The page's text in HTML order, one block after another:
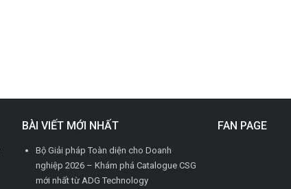
BÀI VIẾT MỚI NHẤT
Bộ Giải pháp Toàn diện cho Doanh
nghiệp 2026 – Khám phá Catalogue CSG
mới nhất từ ADG Technology
FAN PAGE